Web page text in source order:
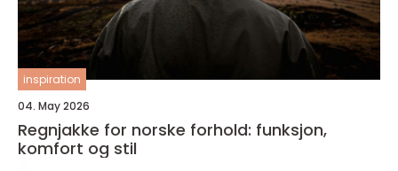
inspiration
04. May 2026
Regnjakke for norske forhold: funksjon,
komfort og stil